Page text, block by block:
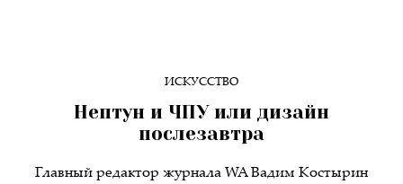
ИСКУССТВО
Нептун и ЧПУ или дизайн
послезавтра
Главный редактор журнала WA Вадим Костырин